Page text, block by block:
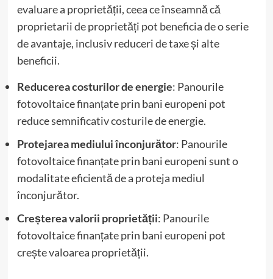
evaluare a proprietății, ceea ce înseamnă că
proprietarii de proprietăți pot beneficia de o serie
de avantaje, inclusiv reduceri de taxe și alte
beneficii.
Reducerea costurilor de energie: Panourile
fotovoltaice finanțate prin bani europeni pot
reduce semnificativ costurile de energie.
Protejarea mediului înconjurător: Panourile
fotovoltaice finanțate prin bani europeni sunt o
modalitate eficientă de a proteja mediul
înconjurător.
Creșterea valorii proprietății: Panourile
fotovoltaice finanțate prin bani europeni pot
crește valoarea proprietății.